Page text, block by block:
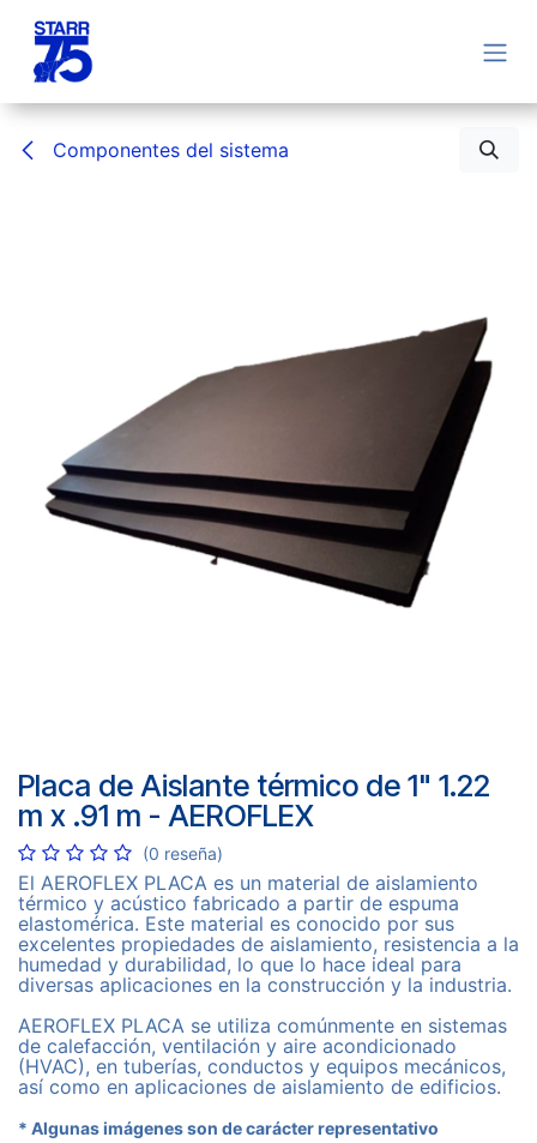
Componentes del sistema
Placa de Aislante térmico de 1" 1.22
m x .91 m - AEROFLEX
(0 reseña)
El AEROFLEX PLACA es un material de aislamiento
térmico y acústico fabricado a partir de espuma
elastomérica. Este material es conocido por sus
excelentes propiedades de aislamiento, resistencia a la
humedad y durabilidad, lo que lo hace ideal para
diversas aplicaciones en la construcción y la industria.
AEROFLEX PLACA se utiliza comúnmente en sistemas
de calefacción, ventilación y aire acondicionado
(HVAC), en tuberías, conductos y equipos mecánicos,
así como en aplicaciones de aislamiento de edificios.
* Algunas imágenes son de carácter representativo